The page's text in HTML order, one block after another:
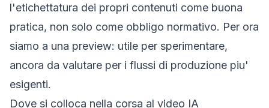
l'etichettatura dei propri contenuti come buona
pratica, non solo come obbligo normativo. Per ora
siamo a una preview: utile per sperimentare,
ancora da valutare per i flussi di produzione piu'
esigenti.
Dove si colloca nella corsa al video IA